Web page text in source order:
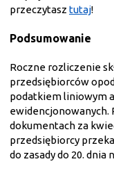
przeczytasz tutaj!
Podsumowanie
Roczne rozliczenie
przedsiębiorców
podatkiem liniowym
ewidencjonowanych.
dokumentach za
przedsiębiorcy
do zasady do 20. dnia